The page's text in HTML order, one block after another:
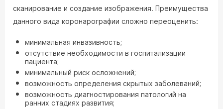
сканирование и создание изображения. Преимущества
данного вида коронарографии сложно переоценить:
минимальная инвазивность;
отсутствие необходимости в госпитализации
пациента;
минимальный риск осложнений;
возможность определения скрытых заболеваний;
возможность диагностирования патологий на
ранних стадиях развития;